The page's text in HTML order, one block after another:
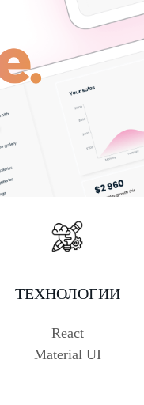
ТЕХНОЛОГИИ
React
Material UI